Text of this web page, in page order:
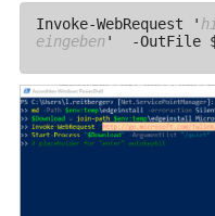
Invoke-WebRequest '
eingeben '  -OutFile